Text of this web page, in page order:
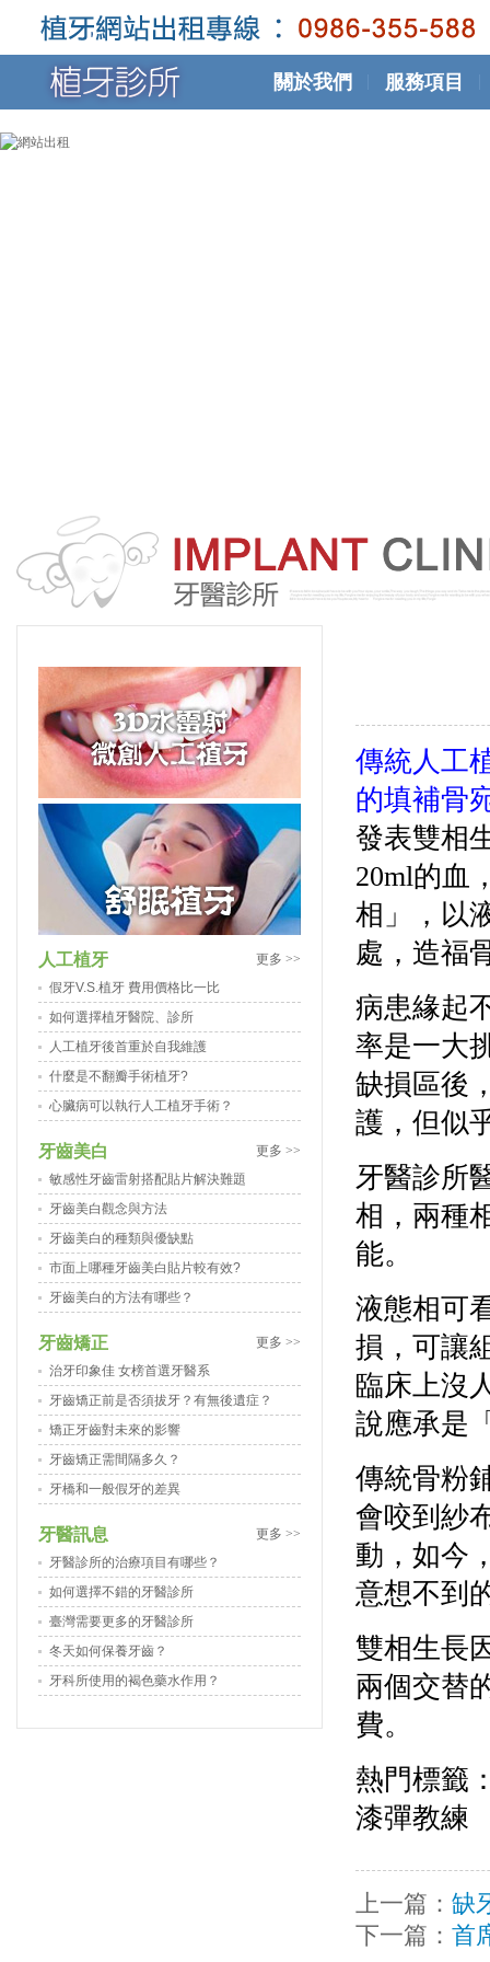
關於我們 服務項目
更多 >>
人工植牙
假牙V.S.植牙 費用價格比一比
如何選擇植牙醫院、診所
人工植牙後首重於自我維護
什麼是不翻瓣手術植牙?
心臟病可以執行人工植牙手術？
更多 >>
牙齒美白
敏感性牙齒雷射搭配貼片解決難題
牙齒美白觀念與方法
牙齒美白的種類與優缺點
市面上哪種牙齒美白貼片較有效?
牙齒美白的方法有哪些？
更多 >>
牙齒矯正
治牙印象佳 女榜首選牙醫系
牙齒矯正前是否須拔牙？有無後遺症？
矯正牙齒對未來的影響
牙齒矯正需間隔多久？
牙橋和一般假牙的差異
更多 >>
牙醫訊息
牙醫診所的治療項目有哪些？
如何選擇不錯的牙醫診所
臺灣需要更多的牙醫診所
冬天如何保養牙齒？
牙科所使用的褐色藥水作用？
傳統人工
的填補骨
發表雙相
20ml的血
相」，以
處，造福
病患緣起
率是一大
缺損區後
護，但似
牙醫診所
相，兩種
能。
液態相可
損，可讓
臨床上沒
說應承是
傳統骨粉
會咬到紗
動，如今
意想不到
雙相生長
兩個交替
費。
熱門標籤
漆彈教練
上一篇： 缺
下一篇： 首